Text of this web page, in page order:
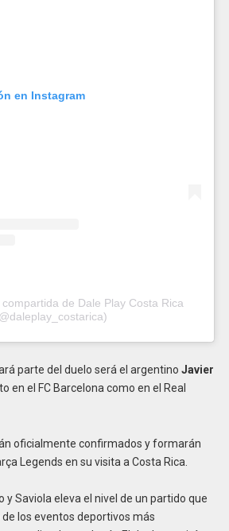
en Instagram
de Dale Play Costa Rica
parte del duelo será el argentino Javier
en el FC Barcelona como en el Real
oficialmente confirmados y formarán
Legends en su visita a Costa Rica.
y Saviola eleva el nivel de un partido que
los eventos deportivos más